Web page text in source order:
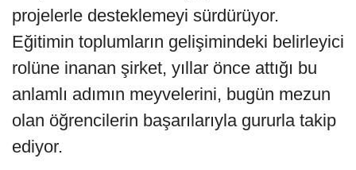
projelerle desteklemeyi sürdürüyor.
Eğitimin toplumların gelişimindeki belirleyici
rolüne inanan şirket, yıllar önce attığı bu
anlamlı adımın meyvelerini, bugün mezun
olan öğrencilerin başarılarıyla gururla takip
ediyor.